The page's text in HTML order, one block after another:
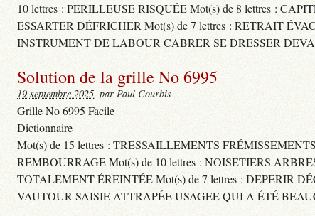
10 lettres : PERILLEUSE RISQUÉE Mot(s) de 8 lettres :
ESSARTER DÉFRICHER Mot(s) de 7 lettres : RETRAIT
INSTRUMENT DE LABOUR CABRER SE DRESSER
Solution de la grille No 6995
19 septembre 2025, par Paul Courbis
Grille No 6995 Facile
Dictionnaire
Mot(s) de 15 lettres : TRESSAILLEMENTS
REMBOURRAGE Mot(s) de 10 lettres : NOISETIERS
TOTALEMENT ÉREINTÉE Mot(s) de 7 lettres : DEPERIR
VAUTOUR SAISIE ATTRAPÉE USAGEE QUI A ÉTÉ